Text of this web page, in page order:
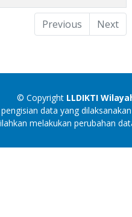
Previous Next
© Copyright LLDIKTI
data yang
melakukan perubahan